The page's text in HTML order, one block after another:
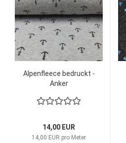
Alpenfleece bedruckt -
Anker
14,00 EUR
14,00 EUR pro Meter